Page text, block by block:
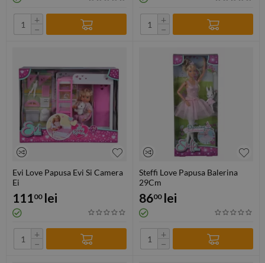
+
−
+
−
Evi Love Papusa Evi Si Camera
Ei
11100 lei
+
−
Steffi Love Papusa Balerina
29Cm
8600 lei
+
−